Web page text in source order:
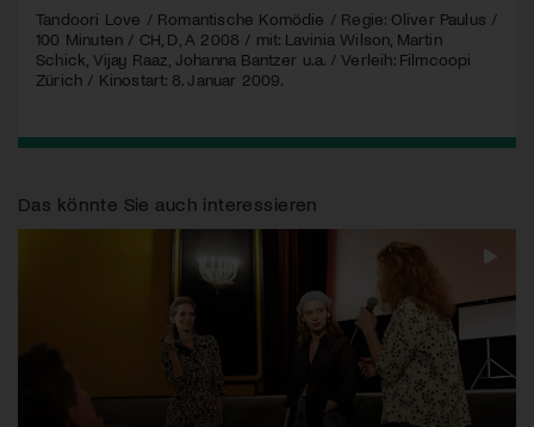
Tandoori Love / Romantische Komödie / Regie: Oliver Paulus /
100 Minuten / CH, D, A 2008 / mit: Lavinia Wilson, Martin
Schick, Vijay Raaz, Johanna Bantzer u.a. / Verleih: Filmcoopi
Zürich / Kinostart: 8. Januar 2009.
Das könnte Sie auch interessieren